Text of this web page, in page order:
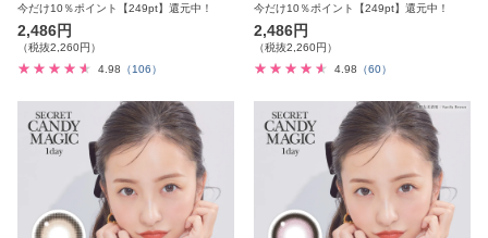
今だけ10％ポイント【249pt】還元中！
2,486円
（税抜2,260円）
4.98 （106）
今だけ10％ポイント【249pt】還元中！
2,486円
（税抜2,260円）
4.98
（60）